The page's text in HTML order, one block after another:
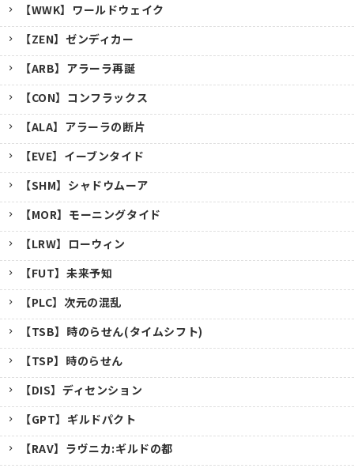
【WWK】ワールドウェイク
【ZEN】ゼンディカー
【ARB】アラーラ再誕
【CON】コンフラックス
【ALA】アラーラの断片
【EVE】イーブンタイド
【SHM】シャドウムーア
【MOR】モーニングタイド
【LRW】ローウィン
【FUT】未来予知
【PLC】次元の混乱
【TSB】時のらせん(タイムシフト)
【TSP】時のらせん
【DIS】ディセンション
【GPT】ギルドパクト
【RAV】ラヴニカ:ギルドの都